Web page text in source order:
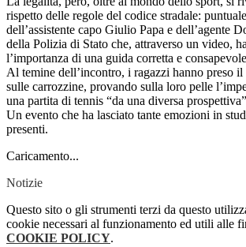
rispetto delle regole del codice stradale:
dell’assistente capo Giulio Papa e dell’agente
della Polizia di Stato che, attraverso un video,
l’importanza di una guida corretta e
Al temine dell’incontro, i ragazzi hanno preso
sulle carrozzine, provando sulla loro pelle
una partita di tennis “da una diversa
Un evento che ha lasciato tante emozioni in
presenti.
Caricamento...
Notizie
Questo sito o gli strumenti terzi da questo
cookie necessari al funzionamento ed utili alle
COOKIE POLICY.